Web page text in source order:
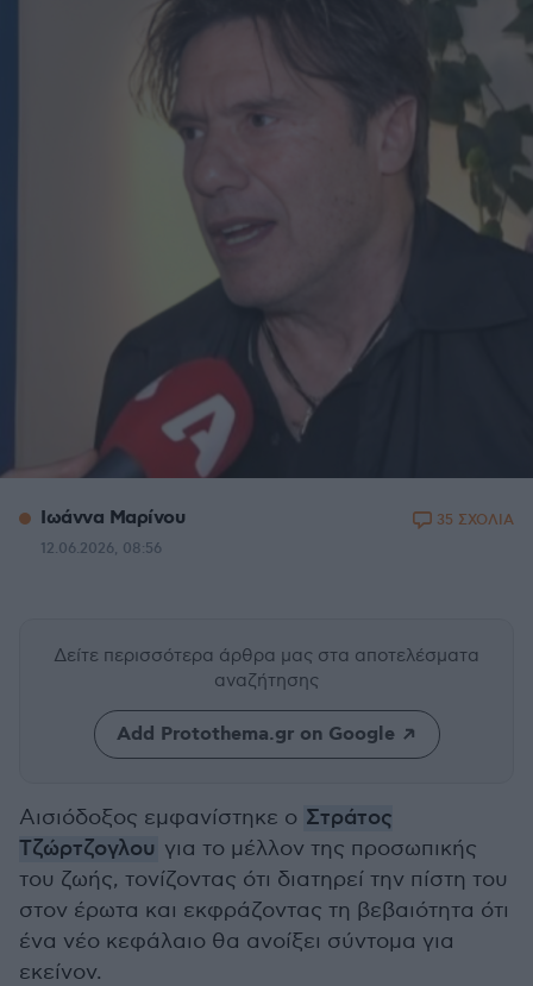
Ιωάννα Μαρίνου
12.06.2026, 08:56
35 ΣΧΟΛΙΑ
Δείτε περισσότερα άρθρα μας στα αποτελέσματα
αναζήτησης
Add Protothema.gr on Google
Αισιόδοξος εμφανίστηκε ο Στράτος
Τζώρτζογλου για το μέλλον της προσωπικής
του ζωής, τονίζοντας ότι διατηρεί την πίστη του
στον έρωτα και εκφράζοντας τη βεβαιότητα ότι
ένα νέο κεφάλαιο θα ανοίξει σύντομα για
εκείνον.